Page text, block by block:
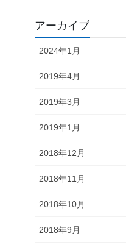
アーカイブ
2024年1月
2019年4月
2019年3月
2019年1月
2018年12月
2018年11月
2018年10月
2018年9月